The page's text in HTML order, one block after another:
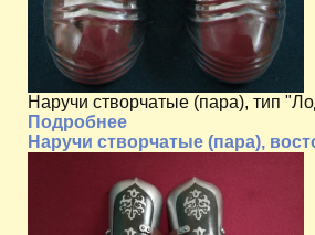
Наручи створчатые (пара), тип
Подробнее
Наручи створчатые (пара),